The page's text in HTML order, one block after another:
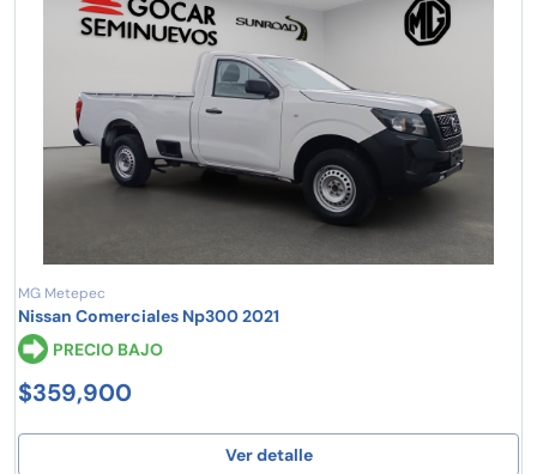
MG Metepec
Nissan Comerciales Np300 2021
PRECIO BAJO
$359,900
Ver detalle